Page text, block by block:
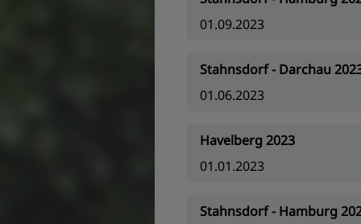
01.09.2023
Stahnsdorf - Darchau
01.06.2023
Havelberg 2023
01.01.2023
Stahnsdorf - Hamburg